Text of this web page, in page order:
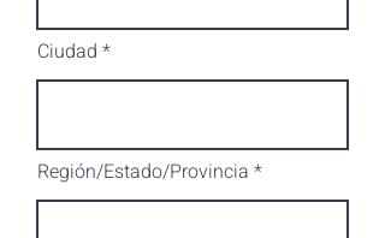
Ciudad
Región/Estado/Provincia